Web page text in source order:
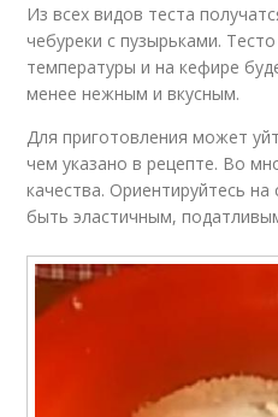
Из всех видов теста
чебуреки с пузырьками.
температуры и на кефире
менее нежным и вкусным.
Для приготовления может
чем указано в рецепте. Во
качества. Ориентируйтесь
быть эластичным,